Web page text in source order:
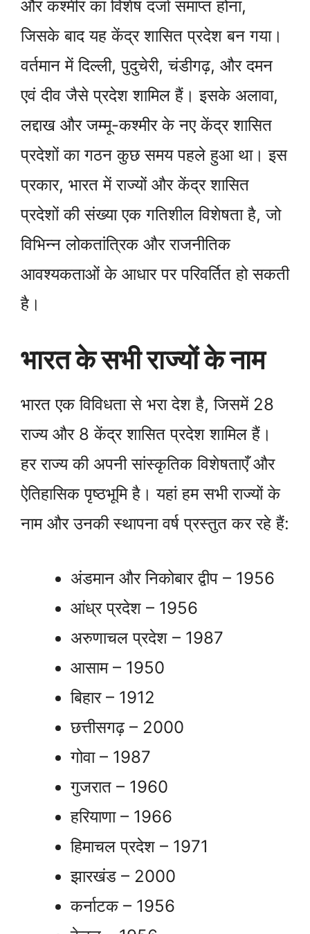
और कश्मीर का विशेष दर्जा समाप्त होना,
जिसके बाद यह केंद्र शासित प्रदेश बन गया।
वर्तमान में दिल्ली, पुदुचेरी, चंडीगढ़, और दमन
एवं दीव जैसे प्रदेश शामिल हैं। इसके अलावा,
लद्दाख और जम्मू-कश्मीर के नए केंद्र शासित
प्रदेशों का गठन कुछ समय पहले हुआ था। इस
प्रकार, भारत में राज्यों और केंद्र शासित
प्रदेशों की संख्या एक गतिशील विशेषता है, जो
विभिन्न लोकतांत्रिक और राजनीतिक
आवश्यकताओं के आधार पर परिवर्तित हो सकती
है।
भारत के सभी राज्यों के नाम
भारत एक विविधता से भरा देश है, जिसमें 28
राज्य और 8 केंद्र शासित प्रदेश शामिल हैं।
हर राज्य की अपनी सांस्कृतिक विशेषताएँ और
ऐतिहासिक पृष्ठभूमि है। यहां हम सभी राज्यों के
नाम और उनकी स्थापना वर्ष प्रस्तुत कर रहे हैं:
अंडमान और निकोबार द्वीप – 1956
आंध्र प्रदेश – 1956
अरुणाचल प्रदेश – 1987
आसाम – 1950
बिहार – 1912
छत्तीसगढ़ – 2000
गोवा – 1987
गुजरात – 1960
हरियाणा – 1966
हिमाचल प्रदेश – 1971
झारखंड – 2000
कर्नाटक – 1956